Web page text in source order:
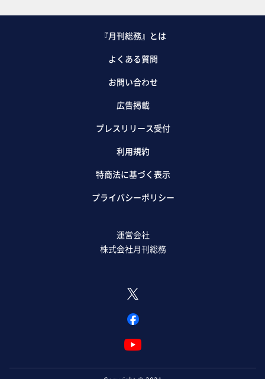
『月刊総務』とは
よくある質問
お問い合わせ
広告掲載
プレスリリース受付
利用規約
特商法に基づく表示
プライバシーポリシー
運営会社
株式会社月刊総務